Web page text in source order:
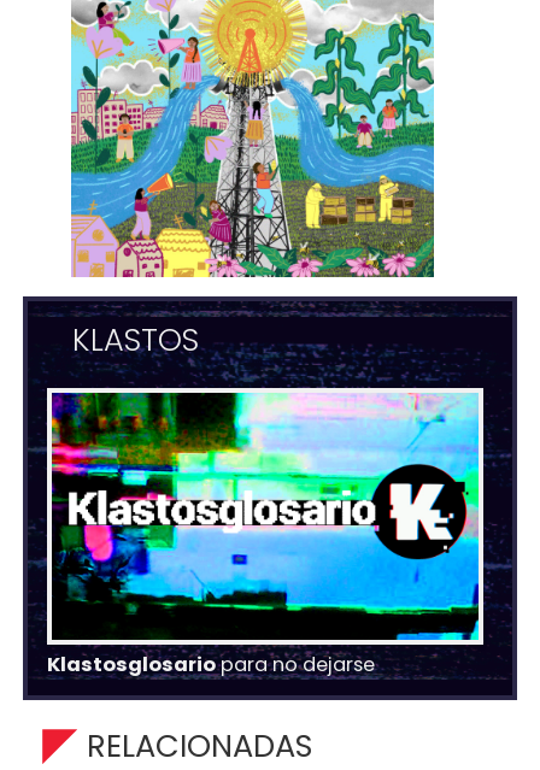
KLASTOS
Klastosglosariopara no dejarse
RELACIONADAS